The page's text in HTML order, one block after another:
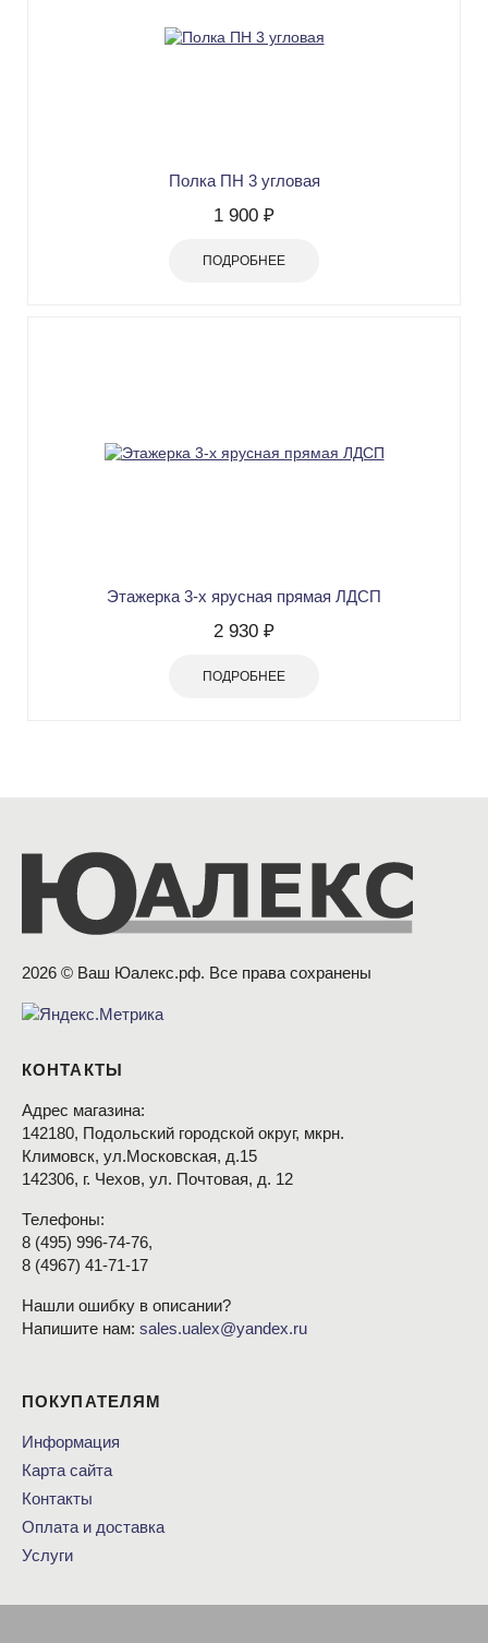
Полка ПН 3 угловая
1 900 ₽
ПОДРОБНЕЕ
Этажерка 3-х ярусная прямая ЛДСП
2 930 ₽
ПОДРОБНЕЕ
2026 © Ваш Юалекс.рф. Все права сохранены
КОНТАКТЫ
Адрес магазина:
142180, Подольский городской округ, мкрн.
Климовск, ул.Московская, д.15
142306, г. Чехов, ул. Почтовая, д. 12
Телефоны:
8 (495) 996-74-76,
8 (4967) 41-71-17
Нашли ошибку в описании?
Напишите нам: sales.ualex@yandex.ru
ПОКУПАТЕЛЯМ
Информация
Карта сайта
Контакты
Оплата и доставка
Услуги